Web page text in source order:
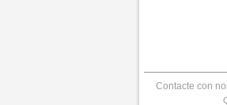
Contacte con